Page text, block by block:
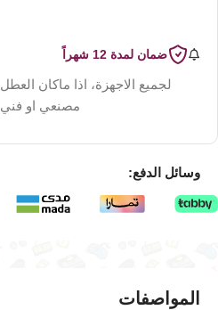
ضمان لمدة 12 شهراً
لجميع الاجهزة، اذا ماكان العطل
مصنعي او فني
وسائل الدفع:
المواصفات